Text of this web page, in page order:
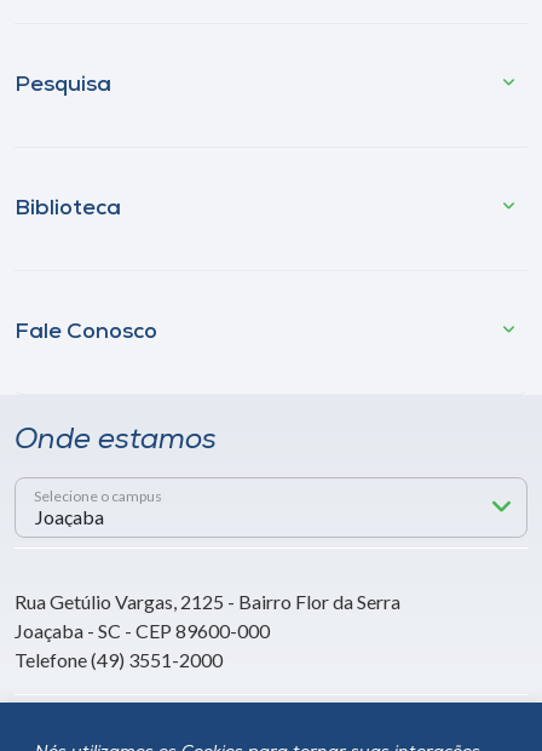
Pesquisa
Biblioteca
Fale Conosco
Onde estamos
Selecione o campus
Rua Getúlio Vargas, 2125 - Bairro Flor da Serra
Joaçaba - SC - CEP 89600-000
Telefone (49) 3551-2000
Siga a Unoesc